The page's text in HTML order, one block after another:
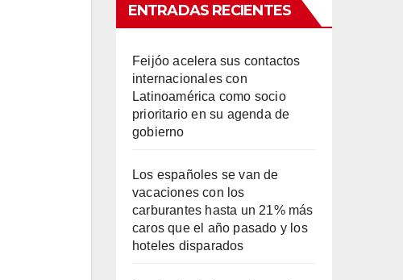
ENTRADAS RECIENTES
Feijóo acelera sus contactos
internacionales con
Latinoamérica como socio
prioritario en su agenda de
gobierno
Los españoles se van de
vacaciones con los
carburantes hasta un 21% más
caros que el año pasado y los
hoteles disparados